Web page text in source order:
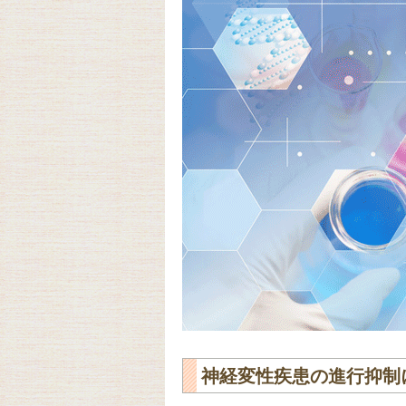
神経変性疾患の進行抑制